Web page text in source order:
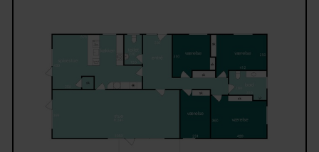
Ejendommen er et klassisk 70’er 1-planshus opført i
1972 med gule murstensfacader og tag i
Boligen udgør 160 m² og er beliggende på en 666
stor grund. Der er tilhørende dobbelt garage samt
stort orangeri, som forlænger udesæsonen.
Ejendommen er løbende opdateret med blandt